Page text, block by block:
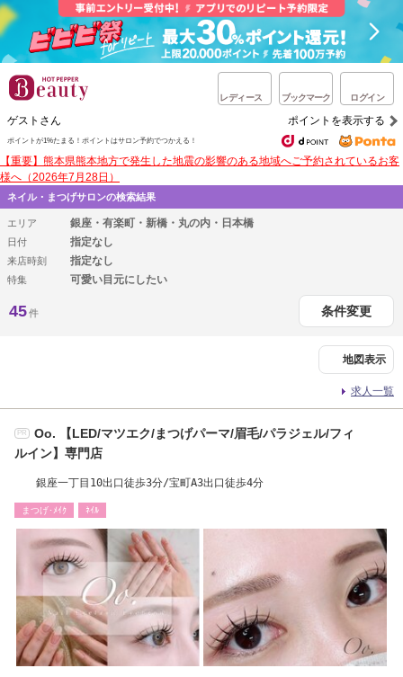
レディース ブックマーク ログイン
ゲストさん ポイントを表示する
ポイントが1%たまる！ ポイントはサロン予約でつかえる！
【重要】熊本県熊本地方で発生した地震の影響のある地域へご予約されているお客
様へ（2026年7月28日）
ネイル・まつげサロンの検索結果
エリア 銀座・有楽町・新橋・丸の内・日本橋
日付 指定なし
来店時刻 指定なし
特集 可愛い目元にしたい
45件 条件変更
地図表示
求人一覧
PR
Oo. 【LED/マツエク/まつげパーマ/眉毛/パラジェル/フィ
ルイン】専門店
銀座一丁目10出口徒歩3分/宝町A3出口徒歩4分
まつげ･ﾒｲｸ ﾈｲﾙ